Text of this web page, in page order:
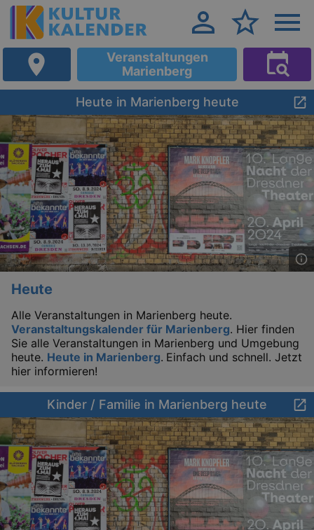
Veranstaltungen
Marienberg
Heute in Marienberg heute
Heute
Alle Veranstaltungen in Marienberg heute.
Veranstaltungskalender für Marienberg. Hier finden
Sie alle Veranstaltungen in Marienberg und Umgebung
heute. Heute in Marienberg. Einfach und schnell. Jetzt
hier informieren!
Kinder / Familie in Marienberg heute